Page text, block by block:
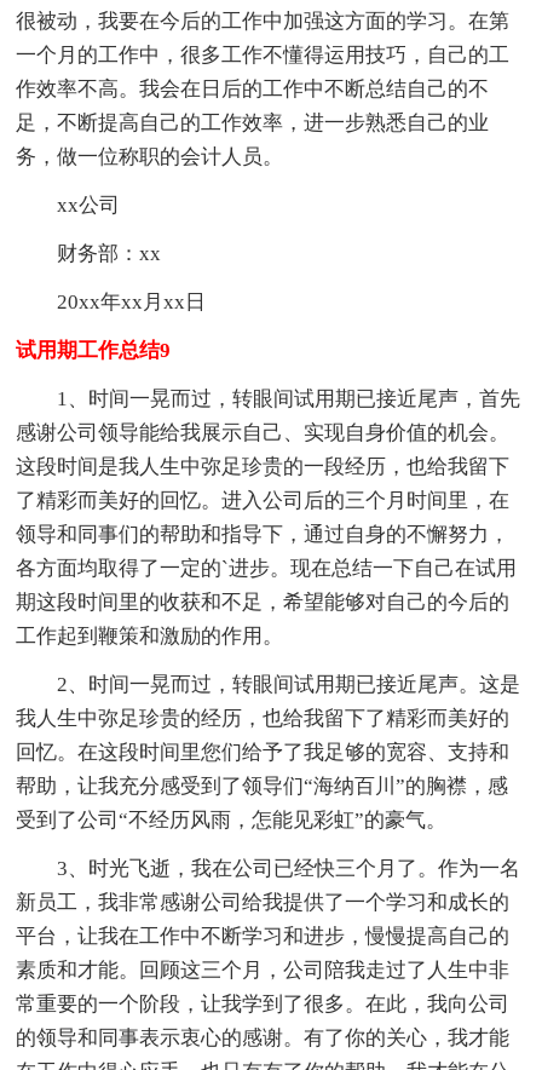
很被动，我要在今后的工作中加强这方面的学习。在第
一个月的工作中，很多工作不懂得运用技巧，自己的工
作效率不高。我会在日后的工作中不断总结自己的不
足，不断提高自己的工作效率，进一步熟悉自己的业
务，做一位称职的会计人员。
xx公司
财务部：xx
20xx年xx月xx日
试用期工作总结9
1、时间一晃而过，转眼间试用期已接近尾声，首先
感谢公司领导能给我展示自己、实现自身价值的机会。
这段时间是我人生中弥足珍贵的一段经历，也给我留下
了精彩而美好的回忆。进入公司后的三个月时间里，在
领导和同事们的帮助和指导下，通过自身的不懈努力，
各方面均取得了一定的`进步。现在总结一下自己在试用
期这段时间里的收获和不足，希望能够对自己的今后的
工作起到鞭策和激励的作用。
2、时间一晃而过，转眼间试用期已接近尾声。这是
我人生中弥足珍贵的经历，也给我留下了精彩而美好的
回忆。在这段时间里您们给予了我足够的宽容、支持和
帮助，让我充分感受到了领导们“海纳百川”的胸襟，感
受到了公司“不经历风雨，怎能见彩虹”的豪气。
3、时光飞逝，我在公司已经快三个月了。作为一名
新员工，我非常感谢公司给我提供了一个学习和成长的
平台，让我在工作中不断学习和进步，慢慢提高自己的
素质和才能。回顾这三个月，公司陪我走过了人生中非
常重要的一个阶段，让我学到了很多。在此，我向公司
的领导和同事表示衷心的感谢。有了你的关心，我才能